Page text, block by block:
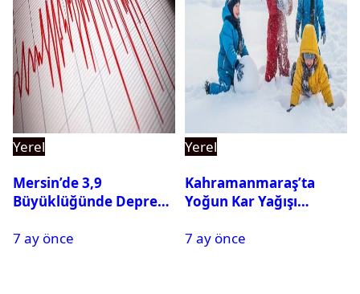
Yerel
Mersin’de 3,9
Büyüklüğünde Deprem
7 ay önce
Yerel
Kahramanmaraş’ta
Yoğun Kar Yağışı
Tatil
7 ay önce